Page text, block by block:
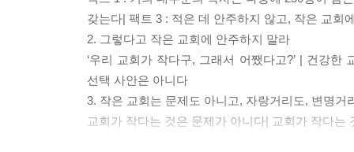
갖는다| 팩트 3 : 적은 데 안주하지 않고, 작은 교회
2. 그렇다고 작은 교회에 안주하지 말라
‘우리 교회가 작다구, 그래서 어쨌다고?’ | 건강
선택 사안은 아니다
3. 작은 교회는 문제도 아니고, 자랑거리도, 변명거
교회가 작다는 것은 문제가 아니다| 교회가 작다